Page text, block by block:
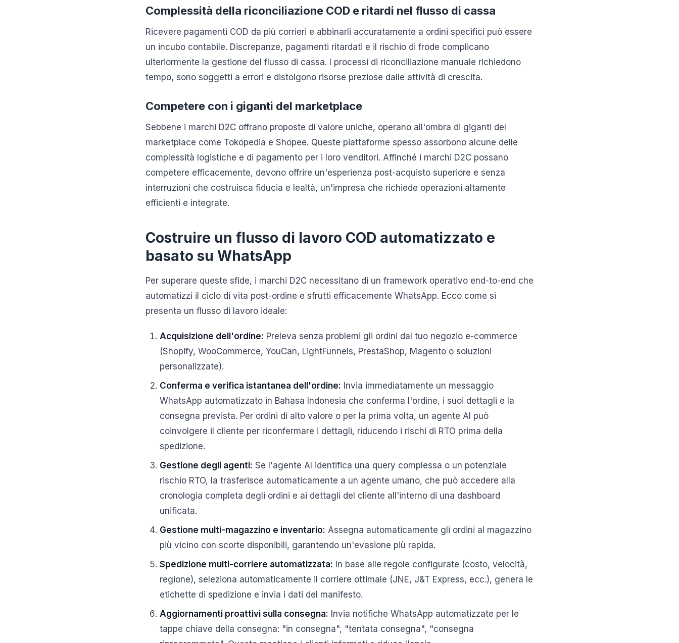
Complessità della riconciliazione COD e ritardi nel flusso di cassa
Ricevere pagamenti COD da più corrieri e abbinarli accuratamente a ordini specifici può essere
un incubo contabile. Discrepanze, pagamenti ritardati e il rischio di frode complicano
ulteriormente la gestione del flusso di cassa. I processi di riconciliazione manuale richiedono
tempo, sono soggetti a errori e distolgono risorse preziose dalle attività di crescita.
Competere con i giganti del marketplace
Sebbene i marchi D2C offrano proposte di valore uniche, operano all'ombra di giganti del
marketplace come Tokopedia e Shopee. Queste piattaforme spesso assorbono alcune delle
complessità logistiche e di pagamento per i loro venditori. Affinché i marchi D2C possano
competere efficacemente, devono offrire un'esperienza post-acquisto superiore e senza
interruzioni che costruisca fiducia e lealtà, un'impresa che richiede operazioni altamente
efficienti e integrate.
Costruire un flusso di lavoro COD automatizzato e
basato su WhatsApp
Per superare queste sfide, i marchi D2C necessitano di un framework operativo end-to-end che
automatizzi il ciclo di vita post-ordine e sfrutti efficacemente WhatsApp. Ecco come si
presenta un flusso di lavoro ideale:
Acquisizione dell'ordine: Preleva senza problemi gli ordini dal tuo negozio e-commerce
(Shopify, WooCommerce, YouCan, LightFunnels, PrestaShop, Magento o soluzioni
personalizzate).
Conferma e verifica istantanea dell'ordine: Invia immediatamente un messaggio
WhatsApp automatizzato in Bahasa Indonesia che conferma l'ordine, i suoi dettagli e la
consegna prevista. Per ordini di alto valore o per la prima volta, un agente AI può
coinvolgere il cliente per riconfermare i dettagli, riducendo i rischi di RTO prima della
spedizione.
Gestione degli agenti: Se l'agente AI identifica una query complessa o un potenziale
rischio RTO, la trasferisce automaticamente a un agente umano, che può accedere alla
cronologia completa degli ordini e ai dettagli del cliente all'interno di una dashboard
unificata.
Gestione multi-magazzino e inventario: Assegna automaticamente gli ordini al magazzino
più vicino con scorte disponibili, garantendo un'evasione più rapida.
Spedizione multi-corriere automatizzata: In base alle regole configurate (costo, velocità,
regione), seleziona automaticamente il corriere ottimale (JNE, J&T Express, ecc.), genera le
etichette di spedizione e invia i dati del manifesto.
Aggiornamenti proattivi sulla consegna: Invia notifiche WhatsApp automatizzate per le
tappe chiave della consegna: "in consegna", "tentata consegna", "consegna